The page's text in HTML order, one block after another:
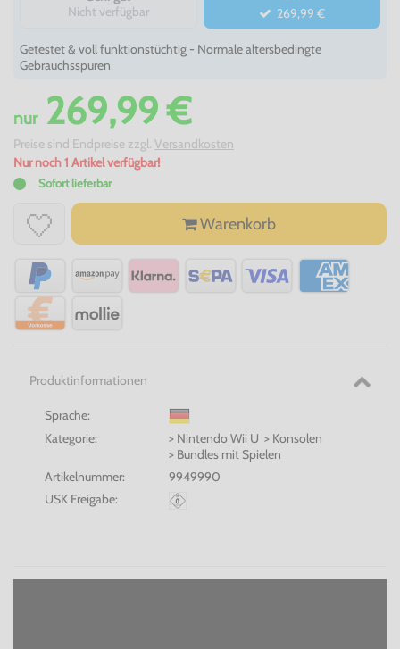
Nicht verfügbar
269,99 €
Getestet & voll funktionstüchtig - Normale altersbedingte
Gebrauchsspuren
nur269,99 €
Preise sind Endpreise zzgl. Versandkosten
Nur noch 1 Artikel verfügbar!
Sofort lieferbar
Warenkorb
Produktinformationen
Sprache:
Kategorie:
> Nintendo Wii U > Konsolen
> Bundles mit Spielen
Artikelnummer:
9949990
USK Freigabe: